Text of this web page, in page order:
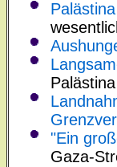
Palästina
"Ein
Gaza-